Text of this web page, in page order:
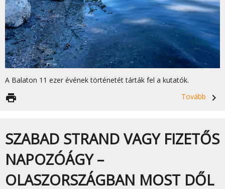
A Balaton 11 ezer évének történetét tárták fel a kutatók.
Tovább
navigate_next
print
SZABAD STRAND VAGY FIZETŐS
NAPOZÓÁGY –
OLASZORSZÁGBAN MOST DŐL